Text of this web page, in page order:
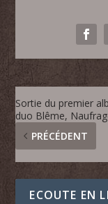
Sortie du premier
duo Blême,
PRÉCÉDENT
ECOUTE EN